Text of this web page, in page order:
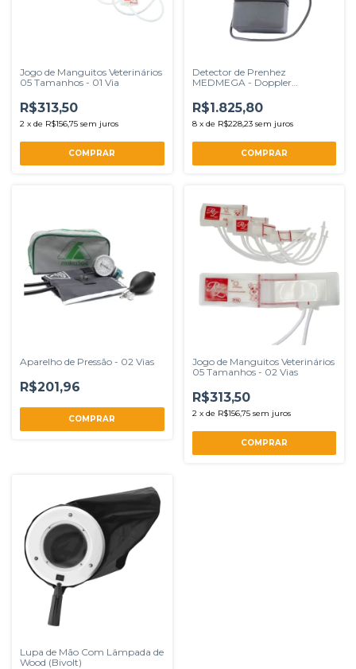
Jogo de Manguitos Veterinários
05 Tamanhos - 01 Via
R$313,50
2 x de R$156,75 sem juros
Detector de Prenhez
MEDMEGA - Doppler
R$1.825,80
8 x de R$228,23 sem juros
Aparelho de Pressão - 02 Vias
R$201,96
Jogo de Manguitos Veterinários
05 Tamanhos - 02 Vias
R$313,50
2 x de R$156,75 sem juros
Lupa de Mão Com Lâmpada de
Wood (Bivolt)